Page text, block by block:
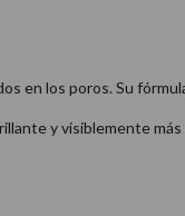
en los poros. Su
y visiblemente